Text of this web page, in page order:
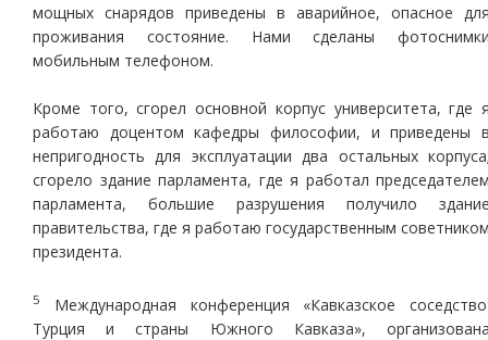
мощных снарядов приведены в аварийное, опасное
проживания состояние. Нами сделаны
мобильным телефоном.
Кроме того, сгорел основной корпус университета, где
работаю доцентом кафедры философии, и приведены
непригодность для эксплуатации два остальных
сгорело здание парламента, где я работал
парламента, большие разрушения получило
правительства, где я работаю государственным
президента.
5
Международная конференция «Кавказское
Турция и страны Южного Кавказа»,